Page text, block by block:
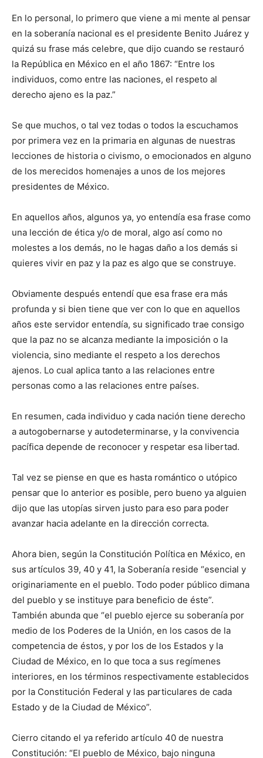
En lo personal, lo primero que viene a mi mente al pensar
en la soberanía nacional es el presidente Benito Juárez y
quizá su frase más celebre, que dijo cuando se restauró
la República en México en el año 1867: “Entre los
individuos, como entre las naciones, el respeto al
derecho ajeno es la paz.”
Se que muchos, o tal vez todas o todos la escuchamos
por primera vez en la primaria en algunas de nuestras
lecciones de historia o civismo, o emocionados en alguno
de los merecidos homenajes a unos de los mejores
presidentes de México.
En aquellos años, algunos ya, yo entendía esa frase como
una lección de ética y/o de moral, algo así como no
molestes a los demás, no le hagas daño a los demás si
quieres vivir en paz y la paz es algo que se construye.
Obviamente después entendí que esa frase era más
profunda y si bien tiene que ver con lo que en aquellos
años este servidor entendía, su significado trae consigo
que la paz no se alcanza mediante la imposición o la
violencia, sino mediante el respeto a los derechos
ajenos. Lo cual aplica tanto a las relaciones entre
personas como a las relaciones entre países.
En resumen, cada individuo y cada nación tiene derecho
a autogobernarse y autodeterminarse, y la convivencia
pacífica depende de reconocer y respetar esa libertad.
Tal vez se piense en que es hasta romántico o utópico
pensar que lo anterior es posible, pero bueno ya alguien
dijo que las utopías sirven justo para eso para poder
avanzar hacia adelante en la dirección correcta.
Ahora bien, según la Constitución Política en México, en
sus artículos 39, 40 y 41, la Soberanía reside “esencial y
originariamente en el pueblo. Todo poder público dimana
del pueblo y se instituye para beneficio de éste”.
También abunda que “el pueblo ejerce su soberanía por
medio de los Poderes de la Unión, en los casos de la
competencia de éstos, y por los de los Estados y la
Ciudad de México, en lo que toca a sus regímenes
interiores, en los términos respectivamente establecidos
por la Constitución Federal y las particulares de cada
Estado y de la Ciudad de México”.
Cierro citando el ya referido artículo 40 de nuestra
Constitución: “El pueblo de México, bajo ninguna